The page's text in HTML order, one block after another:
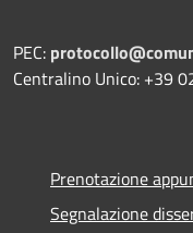
PEC:
Centralino Unico: +39
Prenotazione
Segnalazione